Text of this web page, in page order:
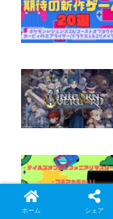
ホーム シェア